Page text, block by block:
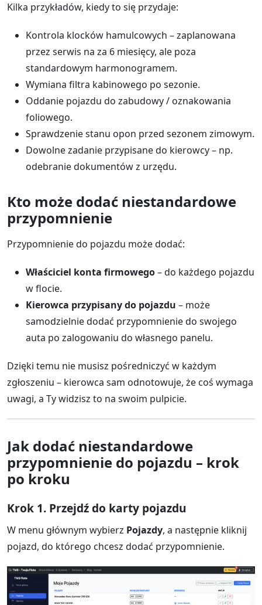
Kilka przykładów, kiedy to się przydaje:
Kontrola klocków hamulcowych – zaplanowana
przez serwis na za 6 miesięcy, ale poza
standardowym harmonogramem.
Wymiana filtra kabinowego po sezonie.
Oddanie pojazdu do zabudowy / oznakowania
foliowego.
Sprawdzenie stanu opon przed sezonem zimowym.
Dowolne zadanie przypisane do kierowcy – np.
odebranie dokumentów z urzędu.
Kto może dodać niestandardowe
przypomnienie
Przypomnienie do pojazdu może dodać:
Właściciel konta firmowego– do każdego pojazdu
w flocie.
Kierowca przypisany do pojazdu – może
samodzielnie dodać przypomnienie do swojego
auta po zalogowaniu do własnego panelu.
Dzięki temu nie musisz pośredniczyć w każdym
zgłoszeniu – kierowca sam odnotowuje, że coś wymaga
uwagi, a Ty widzisz to na swoim pulpicie.
Jak dodać niestandardowe
przypomnienie do pojazdu – krok
po kroku
Krok 1. Przejdź do karty pojazdu
W menu głównym wybierz Pojazdy, a następnie kliknij
pojazd, do którego chcesz dodać przypomnienie.